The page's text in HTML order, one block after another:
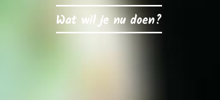
Wat wil je nu doen?